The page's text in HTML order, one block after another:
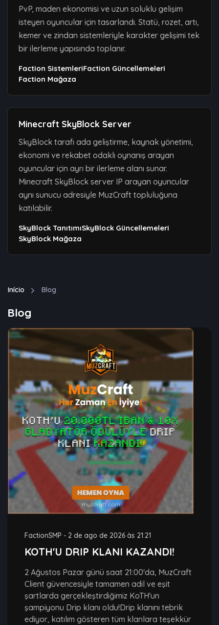
PvP, maden ekonomisi ve uzun soluklu gelişim
isteyen oyuncular için tasarlandı. Statü, rozet, artı,
kemer ve zindan sistemleriyle karakter gelişimi tek
bir ilerleme yapısında toplanır.
Faction SistemleriFaction Güncellemeleri
Faction Mağaza
Minecraft SkyBlock Server
SkyBlock tarafı ada geliştirme, kaynak yönetimi,
ekonomi ve rekabet odaklı oynanış arayan
oyuncular için ayrı bir ilerleme alanı sunar.
Minecraft SkyBlock server IP arayan oyuncular
aynı sunucu adresiyle MuzCraft topluluğuna
katılabilir.
SkyBlock TanıtımıSkyBlock Güncellemeleri
SkyBlock Mağaza
Início Blog
Blog
FactionSMP - 2 de ago de 2026 às 21:21
KOTH'U DRIP KLANI KAZANDI!
2 Ağustos Pazar günü saat 21:00'da, MuzCraft
Client güvencesiyle tamamen adil ve eşit
şartlarda gerçekleştirdiğimiz KoTH'un
şampiyonu Drip klanı oldu!Drip klanını tebrik
ediyor, katılım gösteren tüm klanlara teşekkür